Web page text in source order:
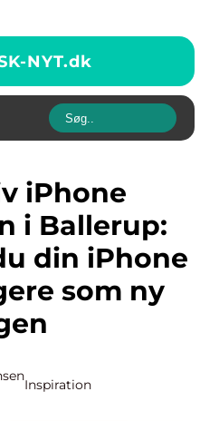
NYT.dk
i Ballerup:
din iPhone
som ny
Inspiration